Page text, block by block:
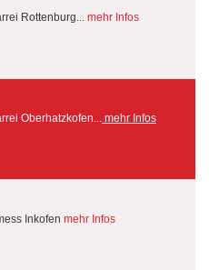
Rottenburg... mehr Infos
Oberhatzkofen... mehr Infos
Inkofen mehr Infos